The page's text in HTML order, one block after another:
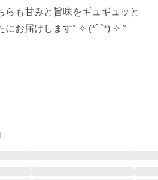
らも甘みと旨味をギュギュッと
にお届けします° ✧ (*´ `*) ✧ °